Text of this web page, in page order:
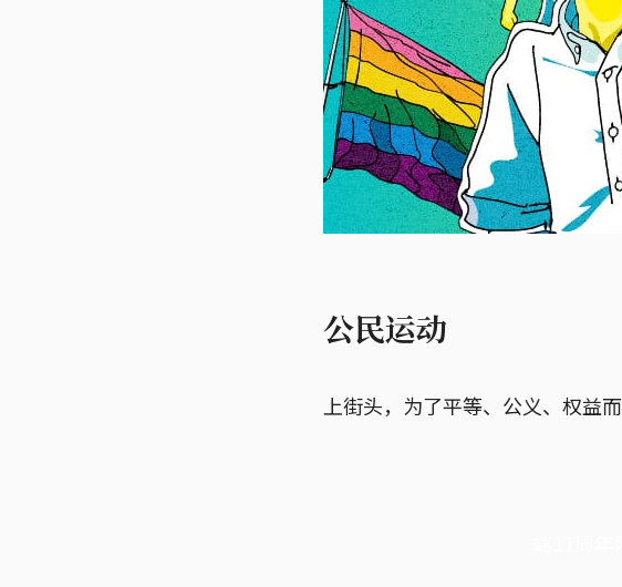
公民运动
上街头，为了平等、公义、权益